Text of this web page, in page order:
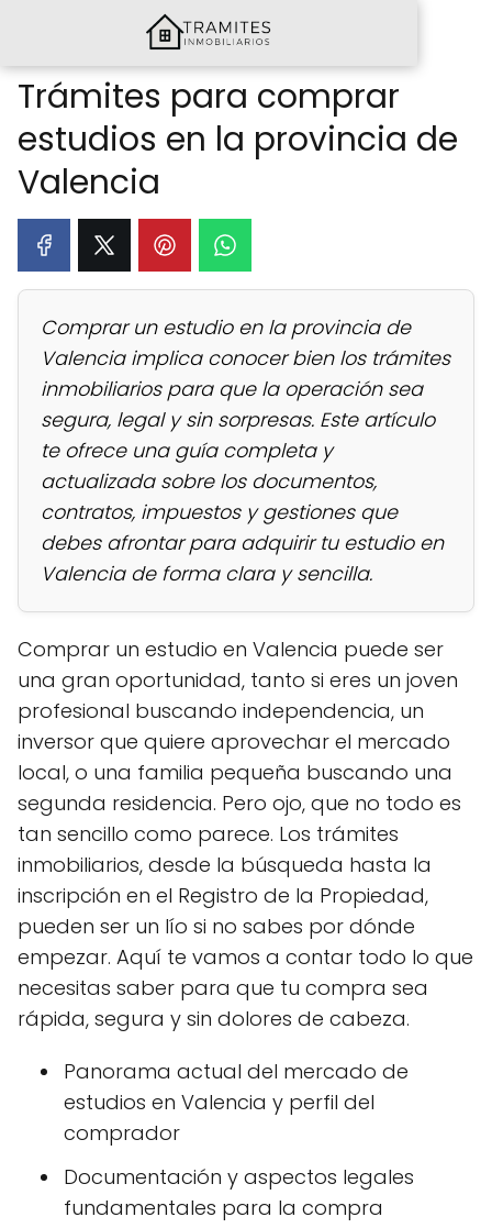
Trámites para comprar
estudios en la provincia de
Valencia
Comprar un estudio en la provincia de
Valencia implica conocer bien los trámites
inmobiliarios para que la operación sea
segura, legal y sin sorpresas. Este artículo
te ofrece una guía completa y
actualizada sobre los documentos,
contratos, impuestos y gestiones que
debes afrontar para adquirir tu estudio en
Valencia de forma clara y sencilla.
Comprar un estudio en Valencia puede ser
una gran oportunidad, tanto si eres un joven
profesional buscando independencia, un
inversor que quiere aprovechar el mercado
local, o una familia pequeña buscando una
segunda residencia. Pero ojo, que no todo es
tan sencillo como parece. Los trámites
inmobiliarios, desde la búsqueda hasta la
inscripción en el Registro de la Propiedad,
pueden ser un lío si no sabes por dónde
empezar. Aquí te vamos a contar todo lo que
necesitas saber para que tu compra sea
rápida, segura y sin dolores de cabeza.
Panorama actual del mercado de
estudios en Valencia y perfil del
comprador
Documentación y aspectos legales
fundamentales para la compra